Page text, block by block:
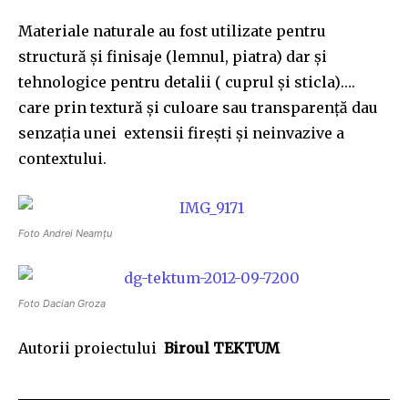
SUBSCRIBERS and be part of the
conversation.
To subscribe, simply enter your email address on our website
or click the subscribe button below. Don't worry, we respect
your privacy and won't spam your inbox. Your information is
safe with us.
I've read and accept the
Materiale naturale au fost utilizate pentru
structură şi finisaje (lemnul, piatra) dar şi
tehnologice pentru detalii ( cuprul şi sticla)….
care prin textură şi culoare sau transparenţă dau
senzaţia unei extensii fireşti şi neinvazive a
contextului.
Foto Andrei Neamţu
Foto Dacian Groza
Autorii proiectului Biroul TEKTUM